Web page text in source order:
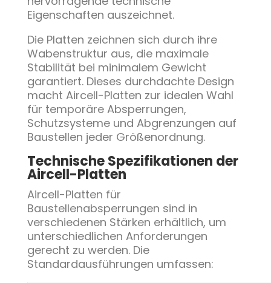
Eigenschaften auszeichnet.
Die Platten zeichnen sich durch ihre
Wabenstruktur aus, die maximale
Stabilität bei minimalem Gewicht
garantiert. Dieses durchdachte Design
macht Aircell-Platten zur idealen Wahl
für temporäre Absperrungen,
Schutzsysteme und Abgrenzungen auf
Baustellen jeder Größenordnung.
Technische Spezifikationen der
Aircell-Platten
Aircell-Platten für
Baustellenabsperrungen sind in
verschiedenen Stärken erhältlich, um
unterschiedlichen Anforderungen
gerecht zu werden. Die
Standardausführungen umfassen: